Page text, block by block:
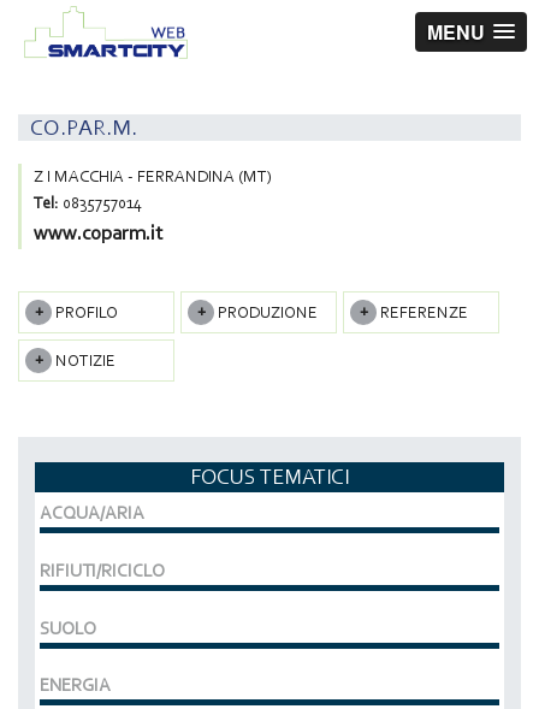
MENU
CO.PAR.M.
Z I MACCHIA - FERRANDINA (MT)
Tel: 0835757014
www.coparm.it
PROFILO PRODUZIONE REFERENZE
NOTIZIE
FOCUS TEMATICI
ACQUA/ARIA
RIFIUTI/RICICLO
SUOLO
ENERGIA